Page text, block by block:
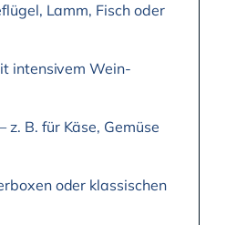
Lamm, Fisch oder
intensivem Wein-
B. für Käse, Gemüse
oder klassischen